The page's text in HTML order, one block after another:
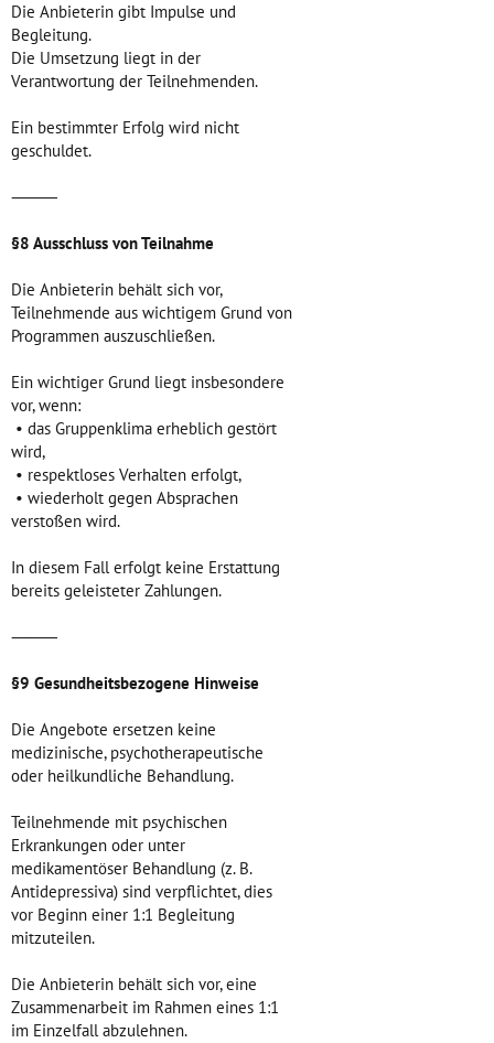
Die Anbieterin gibt Impulse und
Begleitung.
Die Umsetzung liegt in der
Verantwortung der Teilnehmenden.
Ein bestimmter Erfolg wird nicht
geschuldet.
⸻
§8 Ausschluss von Teilnahme
Die Anbieterin behält sich vor,
Teilnehmende aus wichtigem Grund von
Programmen auszuschließen.
Ein wichtiger Grund liegt insbesondere
vor, wenn:
• das Gruppenklima erheblich gestört
wird,
• respektloses Verhalten erfolgt,
• wiederholt gegen Absprachen
verstoßen wird.
In diesem Fall erfolgt keine Erstattung
bereits geleisteter Zahlungen.
⸻
§9 Gesundheitsbezogene Hinweise
Die Angebote ersetzen keine
medizinische, psychotherapeutische
oder heilkundliche Behandlung.
Teilnehmende mit psychischen
Erkrankungen oder unter
medikamentöser Behandlung (z. B.
Antidepressiva) sind verpflichtet, dies
vor Beginn einer 1:1 Begleitung
mitzuteilen.
Die Anbieterin behält sich vor, eine
Zusammenarbeit im Rahmen eines 1:1
im Einzelfall abzulehnen.